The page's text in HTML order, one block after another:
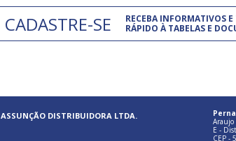
CADASTRE-SE
RECEBA INFORMATIVOS E
RÁPIDO À TABELAS E
ASSUNÇÃO DISTRIBUIDORA LTDA.
Araujo
E -
CEP -